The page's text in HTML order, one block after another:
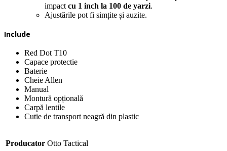
impact cu 1 inch la 100 de yarzi.
Ajustările pot fi simțite și auzite.
Include
Red Dot T10
Capace protectie
Baterie
Cheie Allen
Manual
Montură opțională
Carpă lentile
Cutie de transport neagră din plastic
Producator Otto Tactical